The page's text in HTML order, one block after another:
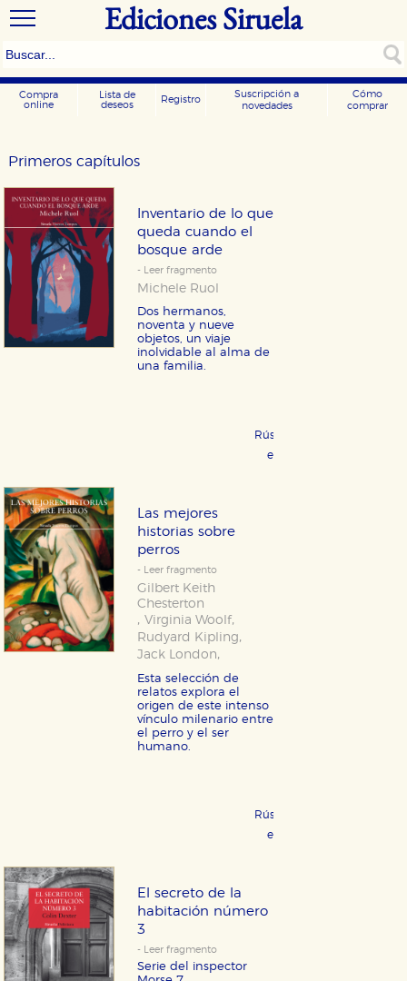
Ediciones Siruela
Compra
online
Lista de
deseos
Registro
Suscripción a
novedades
Cómo
comprar
Primeros capítulos
Inventario de lo que
queda cuando el
bosque arde
- Leer fragmento
Michele Ruol
Dos hermanos,
noventa y nueve
objetos, un viaje
inolvidable al alma de
una familia.
Rústica 21,95 €
eBook 9,99 €
Las mejores
historias sobre
perros
- Leer fragmento
Gilbert Keith
Chesterton
,Virginia Woolf,
Rudyard Kipling,
Jack London,
Esta selección de
relatos explora el
origen de este intenso
vínculo milenario entre
el perro y el ser
humano.
Rústica 19,95 €
eBook 9,99 €
El secreto de la
habitación número
3
- Leer fragmento
Serie del inspector